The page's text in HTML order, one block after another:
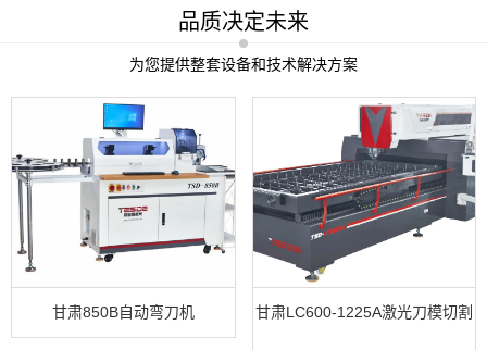
品质决定未来
为您提供整套设备和技术解决方案
甘肃850B自动弯刀机 甘肃LC600-1225A激光刀模切割